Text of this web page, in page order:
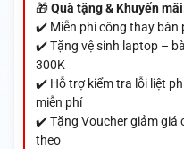
🎁Quà tặng & Khuyến
✔️ Miễn phí công thay bàn
✔️ Tặng vệ sinh laptop –
300K
✔️ Hỗ trợ kiểm tra lỗi liệt
miễn phí
✔️ Tặng Voucher giảm giá
theo